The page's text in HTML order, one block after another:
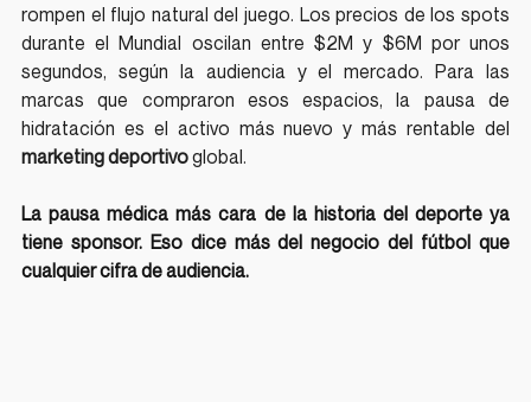
rompen el flujo natural del juego. Los precios de los spots
durante el Mundial oscilan entre $2M y $6M por unos
segundos, según la audiencia y el mercado. Para las
marcas que compraron esos espacios, la pausa de
marketing deportivo global.
La pausa médica más cara de la historia del deporte ya
tiene sponsor. Eso dice más del negocio del fútbol que
cualquier cifra de audiencia.